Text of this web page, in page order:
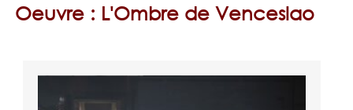
Oeuvre : L'Ombre de Venceslao